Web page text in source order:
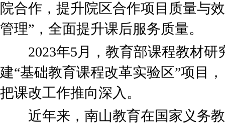
院合作，提升院区合作项目质量与
管理”，全面提升课后服务质量。
2023年5月，教育部课程教材研
建“基础教育课程改革实验区”项目
把课改工作推向深入。
近年来，南山教育在国家义务教